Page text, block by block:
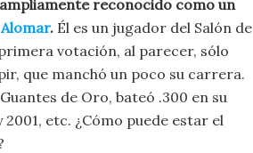
reconocido como un
. Él es un jugador del Salón de
votación, al parecer, sólo
que manchó un poco su carrera.
de Oro, bateó .300 en su
etc. ¿Cómo puede estar el